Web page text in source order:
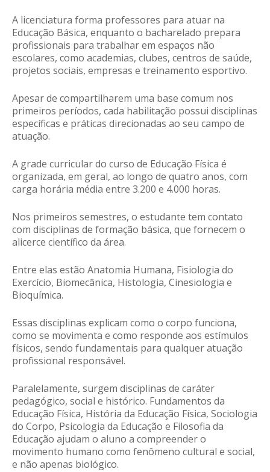
A licenciatura forma professores para atuar na
Educação Básica, enquanto o bacharelado prepara
profissionais para trabalhar em espaços não
escolares, como academias, clubes, centros de saúde,
projetos sociais, empresas e treinamento esportivo.
Apesar de compartilharem uma base comum nos
primeiros períodos, cada habilitação possui disciplinas
específicas e práticas direcionadas ao seu campo de
atuação.
A grade curricular do curso de Educação Física é
organizada, em geral, ao longo de quatro anos, com
carga horária média entre 3.200 e 4.000 horas.
Nos primeiros semestres, o estudante tem contato
com disciplinas de formação básica, que fornecem o
alicerce científico da área.
Entre elas estão Anatomia Humana, Fisiologia do
Exercício, Biomecânica, Histologia, Cinesiologia e
Bioquímica.
Essas disciplinas explicam como o corpo funciona,
como se movimenta e como responde aos estímulos
físicos, sendo fundamentais para qualquer atuação
profissional responsável.
Paralelamente, surgem disciplinas de caráter
pedagógico, social e histórico. Fundamentos da
Educação Física, História da Educação Física, Sociologia
do Corpo, Psicologia da Educação e Filosofia da
Educação ajudam o aluno a compreender o
movimento humano como fenômeno cultural e social,
e não apenas biológico.